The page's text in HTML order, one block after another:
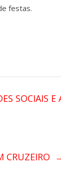
festas.
SOCIAIS E
CRUZEIRO